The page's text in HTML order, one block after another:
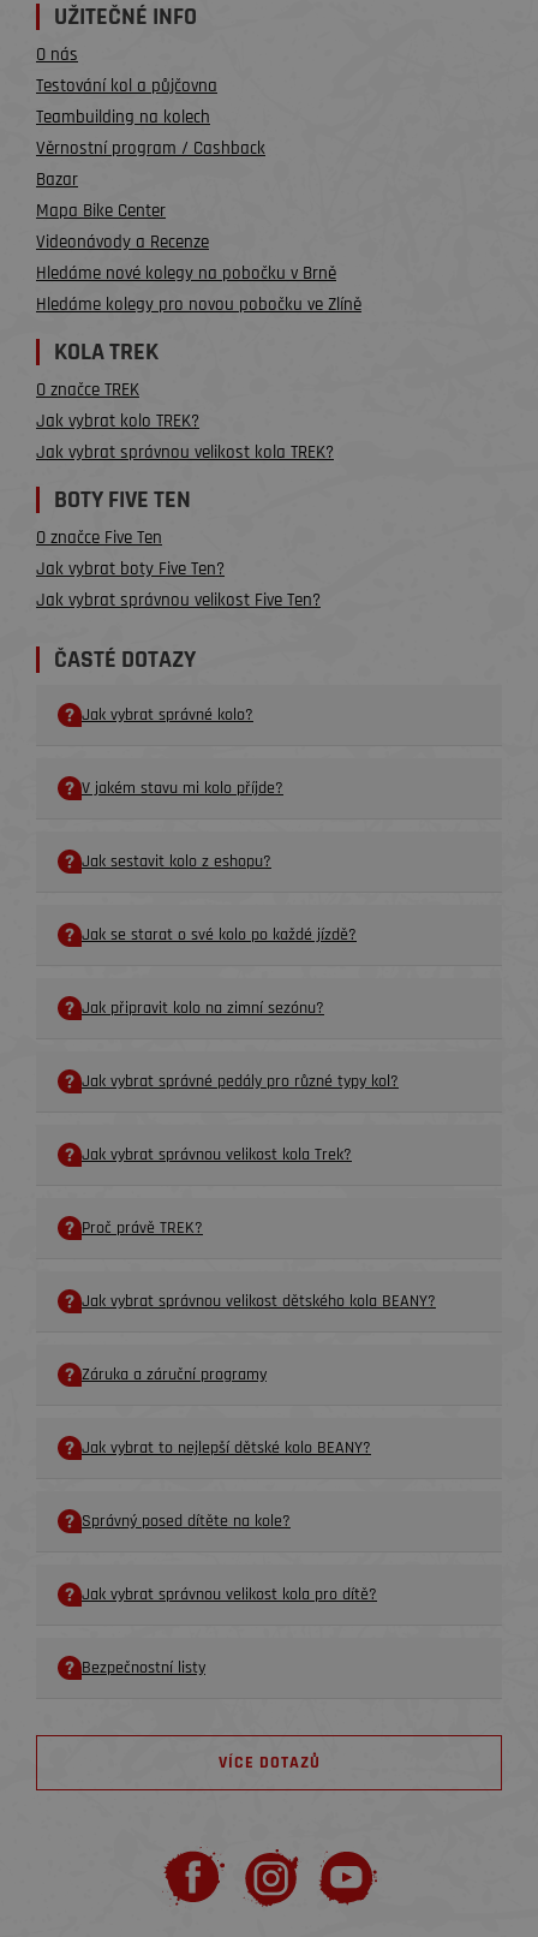
UŽITEČNÉ INFO
O nás
Testování kol a půjčovna
Teambuilding na kolech
Věrnostní program / Cashback
Bazar
Mapa Bike Center
Videonávody a Recenze
Hledáme nové kolegy na pobočku v Brně
Hledáme kolegy pro novou pobočku ve Zlíně
KOLA TREK
O značce TREK
Jak vybrat kolo TREK?
Jak vybrat správnou velikost kola TREK?
BOTY FIVE TEN
O značce Five Ten
Jak vybrat boty Five Ten?
Jak vybrat správnou velikost Five Ten?
ČASTÉ DOTAZY
Jak vybrat správné kolo?
V jakém stavu mi kolo příjde?
Jak sestavit kolo z eshopu?
Jak se starat o své kolo po každé jízdě?
Jak připravit kolo na zimní sezónu?
Jak vybrat správné pedály pro různé typy kol?
Jak vybrat správnou velikost kola Trek?
Proč právě TREK?
Jak vybrat správnou velikost dětského kola BEANY?
Záruka a záruční programy
Jak vybrat to nejlepší dětské kolo BEANY?
Správný posed dítěte na kole?
Jak vybrat správnou velikost kola pro dítě?
Bezpečnostní listy
VÍCE DOTAZŮ